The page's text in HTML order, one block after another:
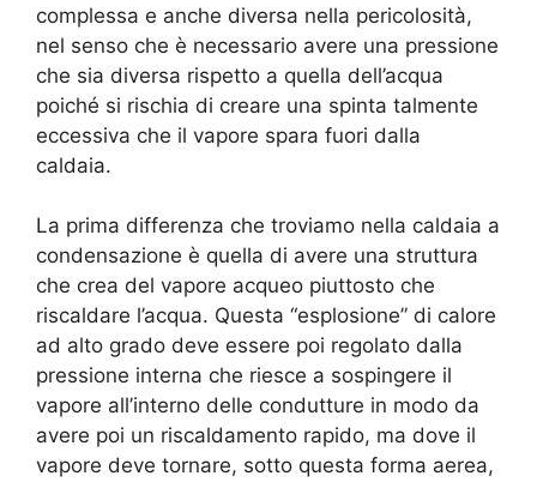
complessa e anche diversa nella pericolosità,
nel senso che è necessario avere una pressione
che sia diversa rispetto a quella dell’acqua
poiché si rischia di creare una spinta talmente
eccessiva che il vapore spara fuori dalla
caldaia.
La prima differenza che troviamo nella caldaia a
condensazione è quella di avere una struttura
che crea del vapore acqueo piuttosto che
riscaldare l’acqua. Questa “esplosione” di calore
ad alto grado deve essere poi regolato dalla
pressione interna che riesce a sospingere il
vapore all’interno delle condutture in modo da
avere poi un riscaldamento rapido, ma dove il
vapore deve tornare, sotto questa forma aerea,